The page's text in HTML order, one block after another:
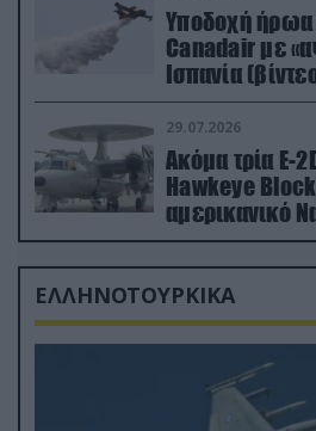
Υποδοχή ήρωα
Canadair με
Ισπανία
29.07.2026
Ακόμα τρία E-
Hawkeye
αμερικανικό
δισ.δολάρια
ΕΛΛΗΝΟΤΟΥΡΚΙΚΑ